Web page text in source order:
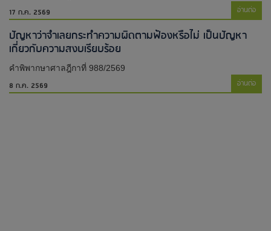
17 ก.ค. 2569 อ่านต่อ
ปัญหาว่าจำเลยกระทำความผิดตามฟ้องหรือไม่ เป็นปัญหา
เกี่ยวกับความสงบเรียบร้อย
คำพิพากษาศาลฎีกาที่ 988/2569
8 ก.ค. 2569 อ่านต่อ